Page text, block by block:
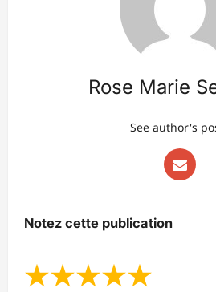
Rose Marie
See author's
Notez cette publication
★★★★★